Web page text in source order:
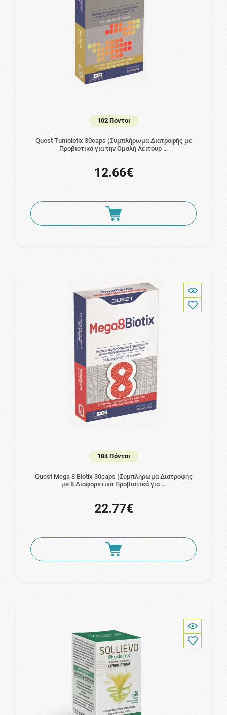
102 Πόντοι
Quest Tumbiotix 30caps (Συμπλήρωμα Διατροφής με
Προβιοτικά για την Ομαλή Λειτουρ …
12.66€
184 Πόντοι
Quest Mega 8 Biotix 30caps (Συμπλήρωμα Διατροφής
με 8 Διαφορετικά Προβιοτικά για …
22.77€